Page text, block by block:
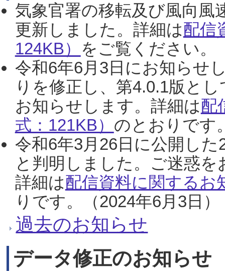
気象官署の移転及び風向風
更新しました。詳細は配信
124KB） をご覧ください。
令和6年6月3日にお知らせ
りを修正し、第4.0.1版と
お知らせします。詳細は配
式：121KB） のとおりです
令和6年3月26日に公開し
と判明しました。ご迷惑
詳細は配信資料に関するお
りです。（2024年6月3日）
過去のお知らせ
データ修正のお知らせ